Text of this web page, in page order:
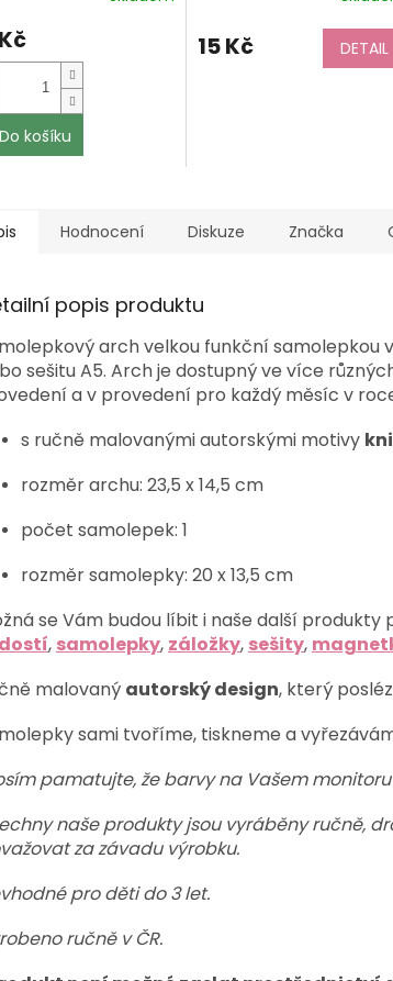
Do košíku
15 Kč DETAIL
Hodnocení Diskuze Značka
popis produktu
arch velkou funkční samolepkou
sešitu A5. Arch je dostupný ve více
a v provedení pro každý měsíc v
s ručně malovanými autorskými motivy
rozměr archu: 23,5 x 14,5 cm
počet samolepek: 1
rozměr samolepky: 20 x 13,5 cm
se Vám budou líbit i naše další produkty
, samolepky, záložky, sešity,
malovaný autorský design, který
sami tvoříme, tiskneme a
pamatujte, že barvy na Vašem
naše produkty jsou vyráběny ručně,
za závadu výrobku.
pro děti do 3 let.
ručně v ČR.